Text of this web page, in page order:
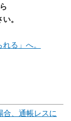
。
る」へ。
合、通帳レスに